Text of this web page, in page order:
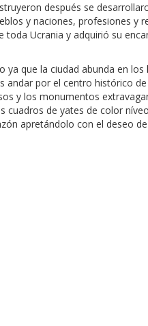
después se
y naciones, profesiones y
toda Ucrania y adquirió su
ya que la ciudad abunda en
por el centro histórico
y los monumentos
cuadros de yates de color
apretándolo con el deseo